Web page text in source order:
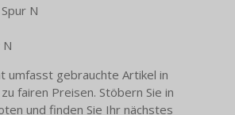
N
umfasst gebrauchte Artikel in
fairen Preisen. Stöbern Sie in
und finden Sie Ihr nächstes